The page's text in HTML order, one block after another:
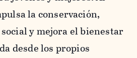
la conservación,
y mejora el bienestar
desde los propios